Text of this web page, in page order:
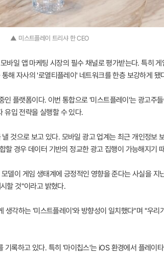
▲ 미스트플레이 트리샤 한 CEO
바일 앱 마케팅 시장의 필수 채널로 평가받는다. 특히
해 자사의 '로열티플레이' 네트워크를 한층 보강하게 됐
플랫폼이다. 이번 통합으로 '미스트플레이'는 광고주
유입 전략을 실행할 수 있다.
것으로 보고 있다. 모바일 광고 업계는 최근 개인정보
경우 데이터 기반의 정교한 광고 집행이 가능해지기
델이 게임 생태계에 긍정적인 영향을 준다는 사실을
할 것"이라고 밝혔다.
각하는 '미스트플레이'와 방향성이 일치했다"며 "우리
록하고 있다. 특히 '마이칩스'는 iOS 환경에서 플레이